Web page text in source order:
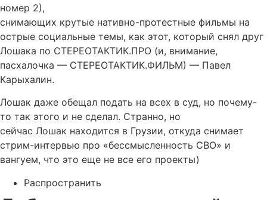
номер 2),
снимающих крутые нативно-протестные фильмы на
острые социальные темы, как этот, который снял друг
Лошака по СТЕРЕОТАКТИК.ПРО (и, внимание,
пасхалочка — СТЕРЕОТАКТИК.ФИЛЬМ) — Павел
Карыхалин.
Лошак даже обещал подать на всех в суд, но почему-
то так этого и не сделал. Странно, но
сейчас Лошак находится в Грузии, откуда снимает
стрим-интервью про «бессмысленность СВО» и
вангуем, что это еще не все его проекты)
Распространить